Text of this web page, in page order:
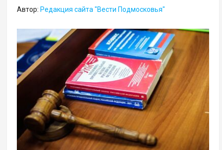
Автор: Редакция сайта "Вести Подмосковья"